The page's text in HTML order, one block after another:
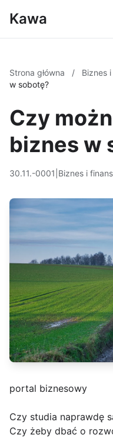
Kawa
Strona główna / Biznes
w sobotę?
Czy
biznes w
30.11.-0001 Biznes i
portal biznesowy
Czy studia naprawdę
Czy żeby dbać o